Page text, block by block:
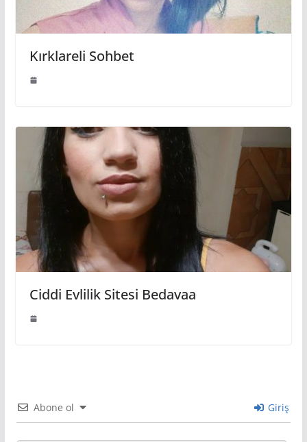
Kırklareli Sohbet
Ciddi Evlilik Sitesi Bedavaa
Abone ol Giriş